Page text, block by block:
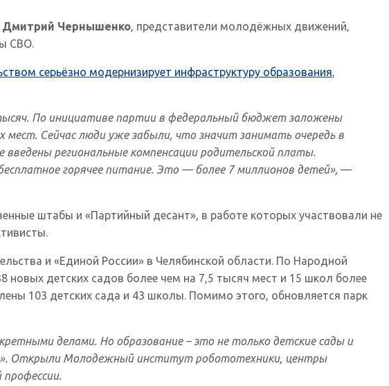
Дмитрий Чернышенко, представители молодёжных движений,
СВО.
серьёзно модернизирует инфраструктуру образования,
По инициативе партии в федеральный бюджет заложены
мест. Сейчас люди уже забыли, что значит занимать очередь в
региональные компенсации родительской платы.
горячее питание. Это — более 7 миллионов детей», —
штабы и «Партийный десант», в работе которых участвовали не
и «Единой России» в Челябинской области. По Народной
детских садов более чем на 7,5 тысяч мест и 15 школ более
103 детских сада и 43 школы. Помимо этого, обновляется парк
делами. Но образование – это не только детские сады и
Открыли Молодежный институт робототехники, центры